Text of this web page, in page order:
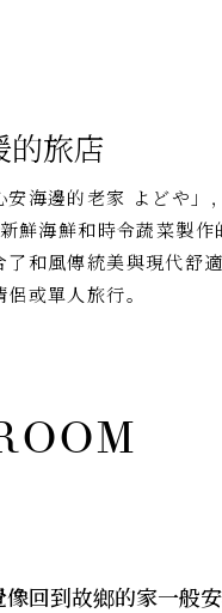
的旅店
海邊的老家 よどや」
鮮海鮮和時令蔬菜製
和風傳統美與現代舒
或單人旅行。
像回到故鄉的家一般